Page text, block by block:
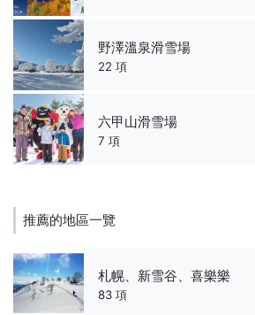
野澤溫泉滑雪場
22 項
六甲山滑雪場
7 項
推薦的地區一覽
札幌、新雪谷、喜樂樂
83 項